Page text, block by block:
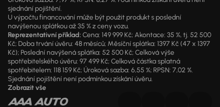
sjednání pojištění.
U výpočtu financování může být použit produkt s poslední
navýšenou splátkou až 35 % z ceny vozu.
Reprezentativní příklad:Cena: 149 999 Kč; Akontace: 35 %, tj. 52 500
Kč; Doba trvání úvěru: 48 měsíců; Měsíční splátka: 1397 Kč (47 x 1397
Kč); Poslední navýšená splátka: 52 500 Kč; Celková výše
spotřebitelského úvěru: 97 499 Kč; Celková částka splatná
spotřebitelem: 118 159 Kč; Úroková sazba: 6,55 %; RPSN: 7,02 %.
Sjednání pojištění není podmínkou získání úvěru.
Zobrazit vše